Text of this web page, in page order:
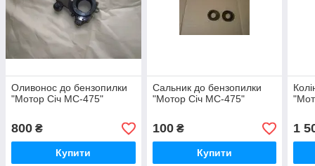
Оливонос до бензопилки
"Мотор Січ МС-475"
800 ₴
Купити
Сальник до бензопилки
"Мотор Січ МС-475"
100₴
Купити
1